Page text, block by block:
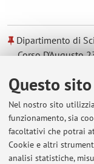
Questo
Nel nostro sito
funzionamento, sia
facoltativi che potrai
Cookie e altri
analisi statistiche,
Dipartimento di
Corso D'Augusto
Appelli d'esame
Pubblicato il: 12